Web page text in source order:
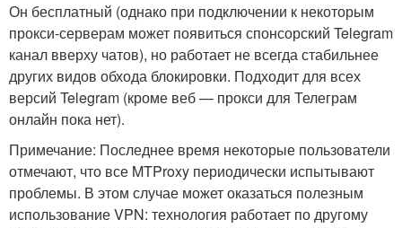
Он бесплатный (однако при подключении к некоторым
прокси-серверам может появиться спонсорский Telegram
канал вверху чатов), но работает не всегда стабильнее
других видов обхода блокировки. Подходит для всех
версий Telegram (кроме веб — прокси для Телеграм
онлайн пока нет).
Примечание: Последнее время некоторые пользователи
отмечают, что все MTProxy периодически испытывают
проблемы. В этом случае может оказаться полезным
использование VPN: технология работает по другому